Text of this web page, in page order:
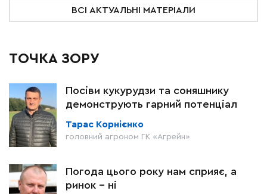
ВСІ АКТУАЛЬНІ МАТЕРІАЛИ
ТОЧКА ЗОРУ
Посіви кукурудзи та соняшнику
демонструють гарний потенціал
Тарас Корнієнко
головний агроном ГК «Агрейн»
Погода цього року нам сприяє, а
ринок – ні